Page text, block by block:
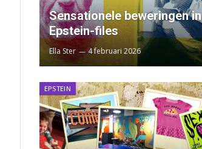
Sensationele beweringen in
Epstein-files
Ella Ster 4 februari 2026
EPSTEIN